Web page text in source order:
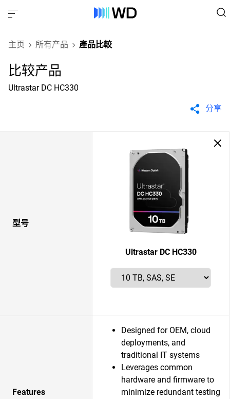
主页 所有产品 產品比較
比较产品
Ultrastar DC HC330
分享
型号
Ultrastar DC HC330
Features
Designed for OEM, cloud
deployments, and
traditional IT systems
Leverages common
hardware and firmware to
minimize redundant testing